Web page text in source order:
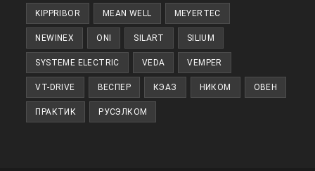
KIPPRIBOR MEAN WELL MEYERTEC
NEWINEX ONI SILART SILIUM
SYSTEME ELECTRIC VEDA VEMPER
VT-DRIVE ВЕСПЕР КЭАЗ НИКОМ ОВЕН
ПРАКТИК РУСЭЛКОМ